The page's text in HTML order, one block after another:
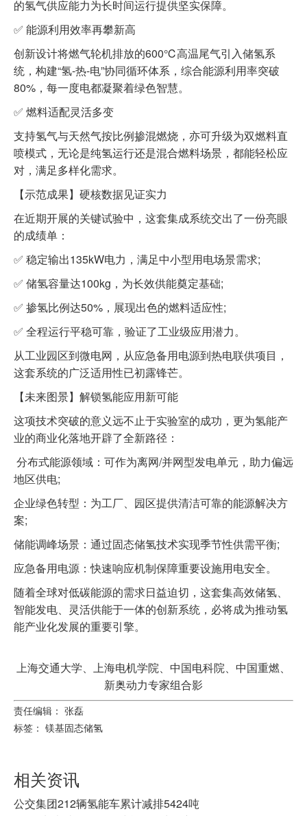
的氢气供应能力为长时间运行提供坚实保障。
✅ 能源利用效率再攀新高
创新设计将燃气轮机排放的600℃高温尾气引入储氢系
统，构建“氢-热-电”协同循环体系，综合能源利用率突破
80%，每一度电都凝聚着绿色智慧。
✅ 燃料适配灵活多变
支持氢气与天然气按比例掺混燃烧，亦可升级为双燃料直
喷模式，无论是纯氢运行还是混合燃料场景，都能轻松应
对，满足多样化需求。
【示范成果】硬核数据见证实力
在近期开展的关键试验中，这套集成系统交出了一份亮眼
的成绩单：
✅ 稳定输出135kW电力，满足中小型用电场景需求;
✅ 储氢容量达100kg，为长效供能奠定基础;
✅ 掺氢比例达50%，展现出色的燃料适应性;
✅ 全程运行平稳可靠，验证了工业级应用潜力。
从工业园区到微电网，从应急备用电源到热电联供项目，
这套系统的广泛适用性已初露锋芒。
【未来图景】解锁氢能应用新可能
这项技术突破的意义远不止于实验室的成功，更为氢能产
业的商业化落地开辟了全新路径：
分布式能源领域：可作为离网/并网型发电单元，助力偏远
地区供电;
企业绿色转型：为工厂、园区提供清洁可靠的能源解决方
案;
储能调峰场景：通过固态储氢技术实现季节性供需平衡;
应急备用电源：快速响应机制保障重要设施用电安全。
随着全球对低碳能源的需求日益迫切，这套集高效储氢、
智能发电、灵活供能于一体的创新系统，必将成为推动氢
能产业化发展的重要引擎。
上海交通大学、上海电机学院、中国电科院、中国重燃、
新奥动力专家组合影
责任编辑： 张磊
标签： 镁基固态储氢
相关资讯
公交集团212辆氢能车累计减排5424吨